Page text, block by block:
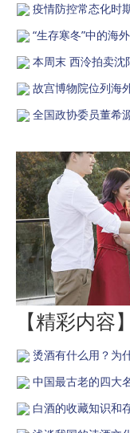
疫情防控常态化时
“生存寒冬”中的海
本周末 西泠拍卖沈
故宫博物院位列海
全国政协委员董希
【精彩内容】
烫酒有什么用？为
中国最古老的四大
白酒的收藏知识和